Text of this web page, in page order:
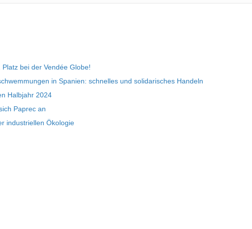
bei der Vendée Globe!
in Spanien: schnelles und solidarisches Handeln
Halbjahr 2024
Paprec an
industriellen Ökologie